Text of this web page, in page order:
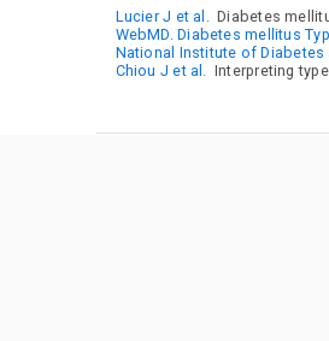
Lucier J et al. Diabetes
WebMD. Diabetes mellitus
National Institute of Diabetes
Chiou J et al. Interpreting